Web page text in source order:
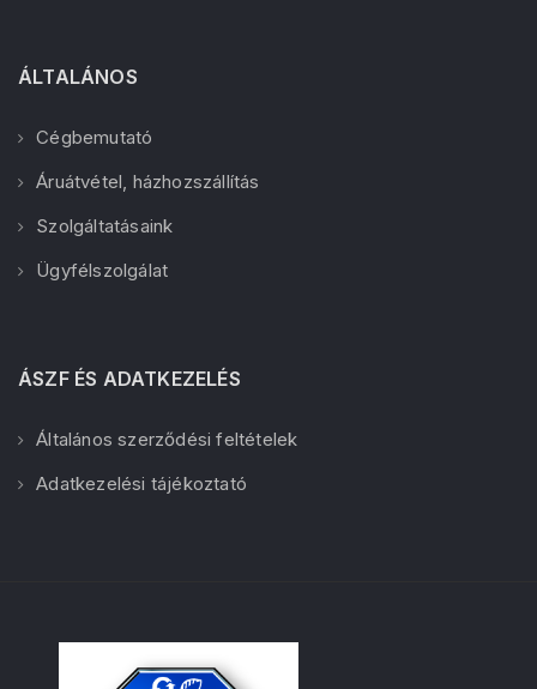
ÁLTALÁNOS
Cégbemutató
Áruátvétel, házhozszállítás
Szolgáltatásaink
Ügyfélszolgálat
ÁSZF ÉS ADATKEZELÉS
Általános szerződési feltételek
Adatkezelési tájékoztató